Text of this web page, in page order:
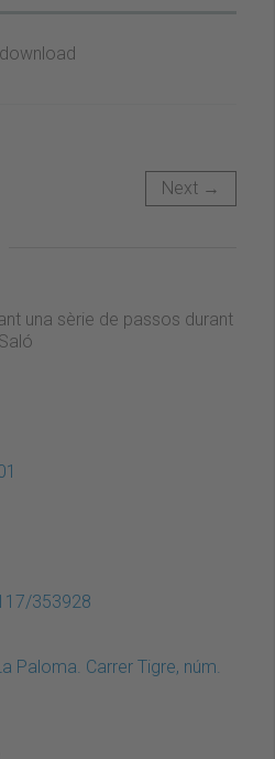
Next →
una sèrie de passos durant
353928
Paloma. Carrer Tigre, núm.